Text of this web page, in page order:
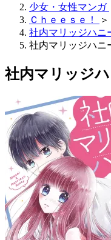
少女・女性マンガ
Ｃｈｅｅｓｅ！
＞
社内マリッジハニ
社内マリッジハニ
社内マリッジ